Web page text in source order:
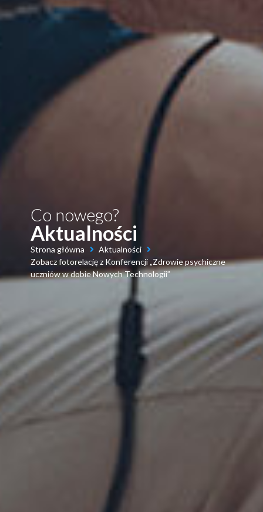
Co nowego?
Aktualności
Strona główna
Aktualności
Zobacz fotorelację z Konferencji „Zdrowie psychiczne
uczniów w dobie Nowych Technologii”